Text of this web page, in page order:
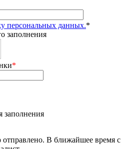
персональных данных.*
заполнения
*
заполнения
В ближайшее время с